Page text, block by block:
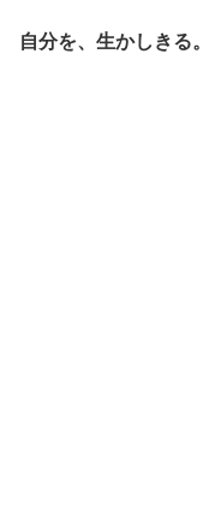
自分を、生かしきる。